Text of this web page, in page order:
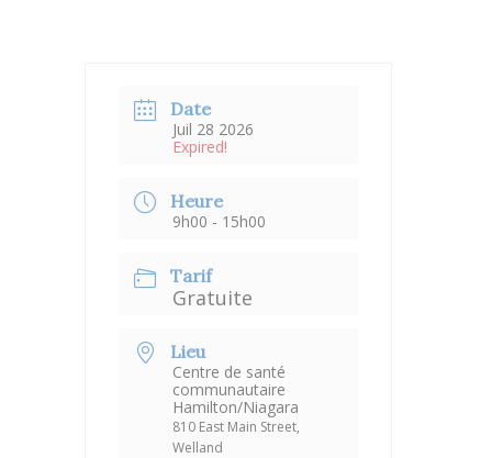
Date
Juil 28 2026
Expired!
Heure
9h00 - 15h00
Tarif
Gratuite
Lieu
Centre de santé
communautaire
Hamilton/Niagara
810 East Main Street,
Welland